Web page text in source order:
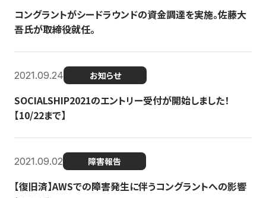
コングラントがシードラウンドの資金調達を実施。佐藤大
吾氏が取締役就任。
2021.09.24 お知らせ
SOCIALSHIP2021のエントリー受付が開始しました！
【10/22まで】
2021.09.02 障害報告
【復旧済】AWSでの障害発生に伴うコングラントへの影響